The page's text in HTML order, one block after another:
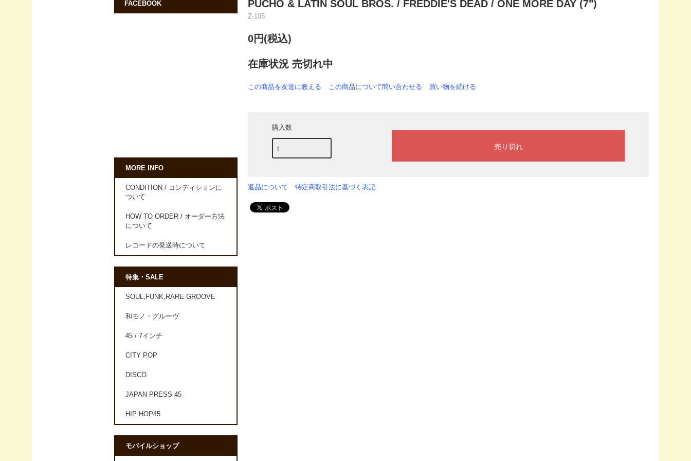
PUCHO & LATIN SOUL BROS. / FREDDIE'S DEAD / ONE MORE DAY (7")
Z-105
0円(税込)
在庫状況 売切れ中
この商品を友達に教える この商品について問い合わせる 買い物を続ける
購入数
返品について 特定商取引法に基づく表記
FACEBOOK
MORE INFO
CONDITION / コンディションに
ついて
HOW TO ORDER / オーダー方法
について
レコードの発送時について
特集・SALE
SOUL,FUNK,RARE GROOVE
和モノ・グルーヴ
45 / 7インチ
CITY POP
DISCO
JAPAN PRESS 45
HIP HOP45
モバイルショップ